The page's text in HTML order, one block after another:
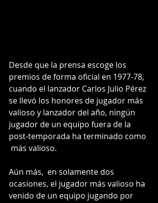
Desde que la prensa escoge los
premios de forma oficial en 1977-78,
cuando el lanzador Carlos Julio Pérez
se llevó los honores de jugador más
valioso y lanzador del año, ningún
jugador de un equipo fuera de la
post-temporada ha terminado como
más valioso.
Aún más,  en solamente dos
ocasiones, el jugador más valioso ha
venido de un equipo jugando por